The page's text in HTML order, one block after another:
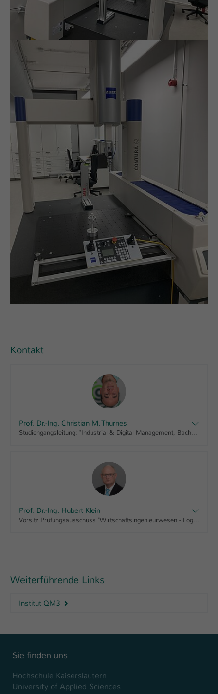
Kontakt
Prof. Dr.-Ing. Christian M. Thurnes
Studiengangsleitung: "Industrial & Digital Management, Bachelor" "Innovations-Management, Master" "Technische Betriebswirtschaft, Bachelor" "Wirtschaftsingenieurwesen, Bachelor" "Wirtschaftsingenieurwesen-dual, Bachelor" "Wirtschaftsingenieurwesen - Logistik & Produktionsmanagement, Master", Vorsitz Prüfungsausschuss "Wirtschaftsingenieurwesen - Logistik & Produktionsmanagement, Master", Beauftragter für Gründungsfragen FB BW FB AING, Fachkommission BW Bachelor Betriebswirtschaft (Fernstudiengang), Fachkommission BW MBA-Fernstudiengänge, Prüfungsausschuss BW MBA-Fernstudiengänge, Prüfungsausschuss Master WLP
Prof. Dr.-Ing. Hubert Klein
Vorsitz Prüfungsausschuss "Wirtschaftsingenieurwesen - Logistik & Produktionsmanagement, Master"
Weiterführende Links
Institut QM3
Sie finden uns
Hochschule Kaiserslautern
University of Applied Sciences